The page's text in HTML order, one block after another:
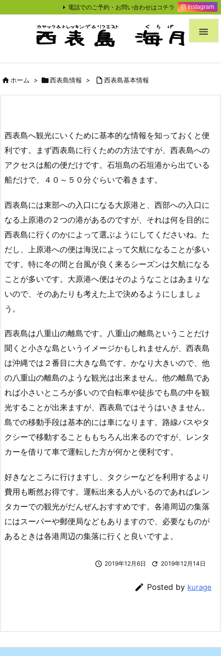

電話でのご予約・お問い合わせはコチラ Instagram
ホーム > 西表島情報 >  西表島基本情報
西表島へ観光にいくために基本的な情報を知っておくと便
利です。まず西表島に行くための方法ですが、西表島への
アクセスは船の便だけです。石垣島の石垣港から出ている
船だけで、４０～５０分ぐらいで着きます。
西表島には東部への入口になる大原港と、西部への入口に
なる上原港の２つの港があるのですが、それは何を目的に
西表島に行くのかによって選ぶようにしてくださいね。た
だし、上原港への便は海況によって欠航になることが多い
です。特に冬の間と台風が良く来るシーズンは欠航になる
ことが多いです。大原港へ便はそのようなことはあまりな
いので、そのあたりも考えた上で決めるようにしましょ
う。
西表島は八重山の離島です。八重山の離島ということだけ
聞くと小さな島というイメージかもしれませんが、西表島
は沖縄では２番目に大きな島です。かなり大きいので、他
の八重山の離島のような観光は出来ません。他の離島であ
れば小さいところが多いので自転車や徒歩でも島の中を観
光することが出来ますが、西表島ではそうはいきません。
島での移動手段は基本的には車になります。路線バスやタ
クシーで移動することももちろん出来るのですが、レンタ
カーを借りて車で運転した方が何かと便利です。
好きなところに行けますし、タクシーなどを利用するより
費用も断然お得です。運転出来る人がいるのであればレン
タカーでの観光がだんぜんおすすめです。各港周辺の集落
にはスーパーや郵便局などもありますので、必要なものが
あるときは各港周辺の集落に行くと良いですよ。
 2019年12月6日  2019年12月14日
 Posted by kurage